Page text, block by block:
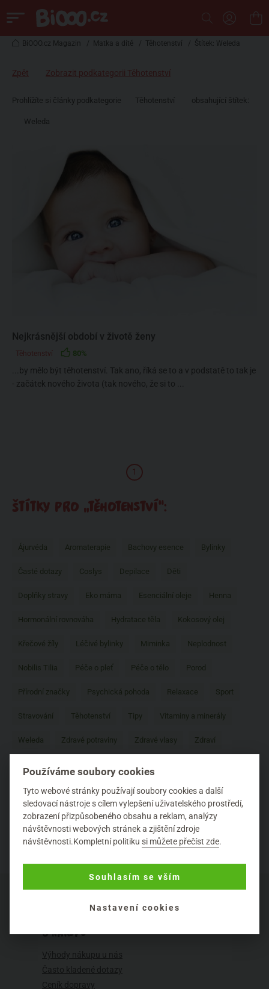
BiOOO.cz Magazin / Matka a dítě / Těhotenství / Štítek: Weleda
Zpět Zobrazit podkategorii Těhotenství
Prohlížíte si články podkategorie Těhotenství obsahující štítek:
Weleda
Nejkrásnější období v životě ženy
Těhotenství 80%
...by mělo být těhotenství. Tak ano, říká se to a v podstatě to tak je
- začátek nového života (tak nového, že si to ...
1
ŠTÍTKY PRO „TĚHOTENSTVÍ“:
Ájurvéda Aromaterapie Bachovy esence Bylinky
Časté dotazy Coslys Depilace Děti
Doplňky stravy Eko máma Esenciální oleje Henna
Hormonální rovnováha Hydratace těla Kokosový olej
Křečové žíly Léčivé bylinky Miminka Neplodnost
Nobilis Tilia Péče o pleť Péče o tělo Porod
Přírodní značky Psychická pohoda Relaxace Sport
Stravování Těhotenství Tipy Vitaminy a minerály
Weleda Zdravé potraviny Zdravé vlasy Zdraví
O NÁKUPU
Výhody nákupu u nás
Často kladené dotazy
Ceník dopravy
Používáme soubory cookies
Tyto webové stránky používají soubory cookies a další
sledovací nástroje s cílem vylepšení uživatelského prostředí,
zobrazení přizpůsobeného obsahu a reklam, analýzy
návštěvnosti webových stránek a zjištění zdroje
návštěvnosti.Kompletní politikusi můžete přečíst zde.
Souhlasím se vším
Nastavení cookies